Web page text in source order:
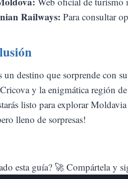
Railways: Para consultar
un destino que sorprende con
y la enigmática región
listo para explorar
lleno de sorpresas!
esta guía? 🚀 Compártela y